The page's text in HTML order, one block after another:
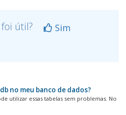
útil?
Sim
no meu banco de dados?
utilizar essas tabelas sem problemas. No